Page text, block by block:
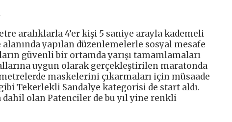
aralıklarla 4’er kişi 5 saniye arayla kademeli
yapılan düzenlemelerle sosyal mesafe
güvenli bir ortamda yarışı tamamlamaları
uygun olarak gerçekleştirilen maratonda
maskelerini çıkarmaları için müsaade
Tekerlekli Sandalye kategorisi de start aldı.
olan Patenciler de bu yıl yine renkli